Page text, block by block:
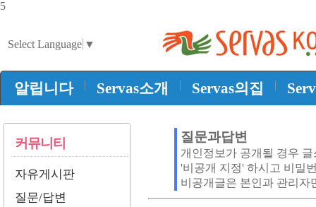
5
Select Language ▼
알립니다 | Servas소개 | Servas의집 |
커뮤니티
자유게시판
질문/답변
질문과답변
개인정보가 공개될 경우
'비공개 지정' 하시고 비밀
비공개글은 본인과 관리자